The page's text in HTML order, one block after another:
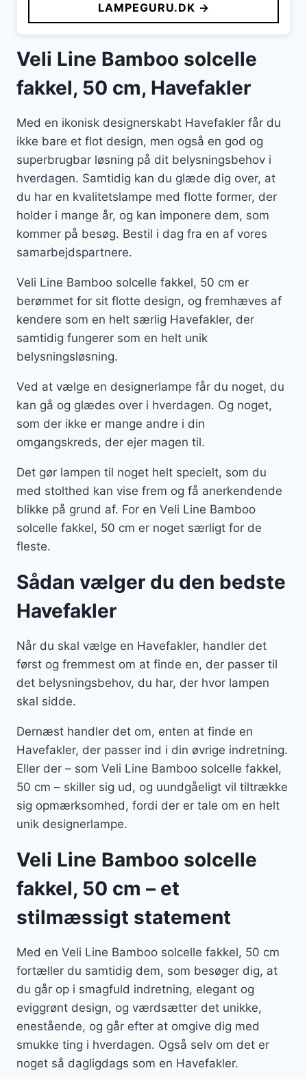
LAMPEGURU.DK →
Veli Line Bamboo solcelle
fakkel, 50 cm, Havefakler
Med en ikonisk designerskabt Havefakler får du
ikke bare et flot design, men også en god og
superbrugbar løsning på dit belysningsbehov i
hverdagen. Samtidig kan du glæde dig over, at
du har en kvalitetslampe med flotte former, der
holder i mange år, og kan imponere dem, som
kommer på besøg. Bestil i dag fra en af vores
samarbejdspartnere.
Veli Line Bamboo solcelle fakkel, 50 cm er
berømmet for sit flotte design, og fremhæves af
kendere som en helt særlig Havefakler, der
samtidig fungerer som en helt unik
belysningsløsning.
Ved at vælge en designerlampe får du noget, du
kan gå og glædes over i hverdagen. Og noget,
som der ikke er mange andre i din
omgangskreds, der ejer magen til.
Det gør lampen til noget helt specielt, som du
med stolthed kan vise frem og få anerkendende
blikke på grund af. For en Veli Line Bamboo
solcelle fakkel, 50 cm er noget særligt for de
fleste.
Sådan vælger du den bedste
Havefakler
Når du skal vælge en Havefakler, handler det
først og fremmest om at finde en, der passer til
det belysningsbehov, du har, der hvor lampen
skal sidde.
Dernæst handler det om, enten at finde en
Havefakler, der passer ind i din øvrige indretning.
Eller der – som Veli Line Bamboo solcelle fakkel,
50 cm – skiller sig ud, og uundgåeligt vil tiltrække
sig opmærksomhed, fordi der er tale om en helt
unik designerlampe.
Veli Line Bamboo solcelle
fakkel, 50 cm – et
stilmæssigt statement
Med en Veli Line Bamboo solcelle fakkel, 50 cm
fortæller du samtidig dem, som besøger dig, at
du går op i smagfuld indretning, elegant og
eviggrønt design, og værdsætter det unikke,
enestående, og går efter at omgive dig med
smukke ting i hverdagen. Også selv om det er
noget så dagligdags som en Havefakler.